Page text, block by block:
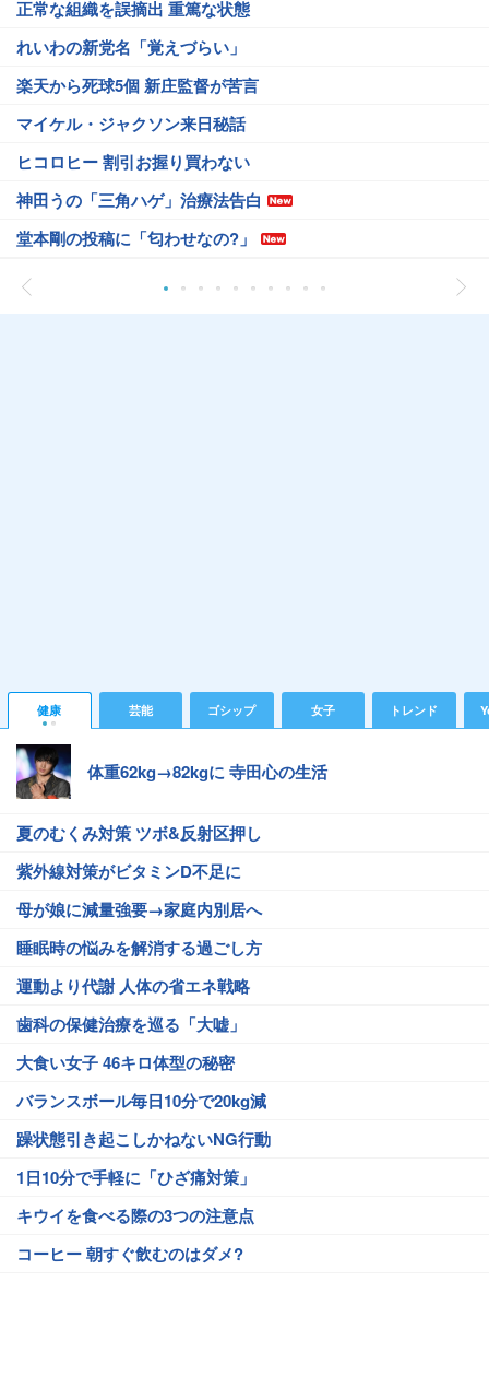
正常な組織を誤摘出 重篤な状態
れいわの新党名「覚えづらい」
楽天から死球5個 新庄監督が苦言
マイケル・ジャクソン来日秘話
ヒコロヒー 割引お握り買わない
神田うの「三角ハゲ」治療法告白
堂本剛の投稿に「匂わせなの?」
健康 芸能 ゴシップ 女子 トレンド
体重62kg→82kgに 寺田心の生活
夏のむくみ対策 ツボ&反射区押し
紫外線対策がビタミンD不足に
母が娘に減量強要→家庭内別居へ
睡眠時の悩みを解消する過ごし方
運動より代謝 人体の省エネ戦略
歯科の保健治療を巡る「大嘘」
大食い女子 46キロ体型の秘密
バランスボール毎日10分で20kg減
躁状態引き起こしかねないNG行動
1日10分で手軽に「ひざ痛対策」
キウイを食べる際の3つの注意点
コーヒー 朝すぐ飲むのはダメ?